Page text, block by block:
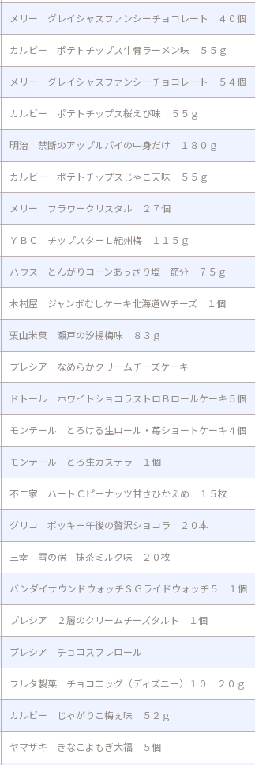
メリー グレイシャスファンシーチョコレート ４０個
カルビー ポテトチップス牛骨ラーメン味 ５５ｇ
メリー グレイシャスファンシーチョコレート ５４個
カルビー ポテトチップス桜えび味 ５５ｇ
明治 禁断のアップルパイの中身だけ １８０ｇ
カルビー ポテトチップスじゃこ天味 ５５ｇ
メリー フラワークリスタル ２７個
ＹＢＣ チップスターＬ紀州梅 １１５ｇ
ハウス とんがりコーンあっさり塩 節分 ７５ｇ
木村屋 ジャンボむしケーキ北海道Ｗチーズ １個
栗山米菓 瀬戸の汐揚梅味 ８３ｇ
プレシア なめらかクリームチーズケーキ
ドトール ホワイトショコラストロＢロールケーキ５個
モンテール とろける生ロール・苺ショートケーキ４個
モンテール とろ生カステラ １個
不二家 ハートＣピーナッツ甘さひかえめ １５枚
グリコ ポッキー午後の贅沢ショコラ ２０本
三幸 雪の宿 抹茶ミルク味 ２０枚
バンダイサウンドウォッチＳＧライドウォッチ５ １個
プレシア ２層のクリームチーズタルト １個
プレシア チョコスフレロール
フルタ製菓 チョコエッグ（ディズニー）１０ ２０ｇ
カルビー じゃがりこ梅ぇ味 ５２ｇ
ヤマザキ きなこよもぎ大福 ５個